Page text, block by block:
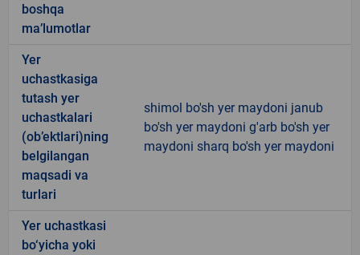
boshqa
ma’lumotlar
Yer
uchastkasiga
tutash yer
uchastkalari
(ob’ektlari)ning
belgilangan
maqsadi va
turlari
shimol bo'sh yer maydoni janub
bo'sh yer maydoni g'arb bo'sh yer
maydoni sharq bo'sh yer maydoni
Yer uchastkasi
bo‘yicha yoki